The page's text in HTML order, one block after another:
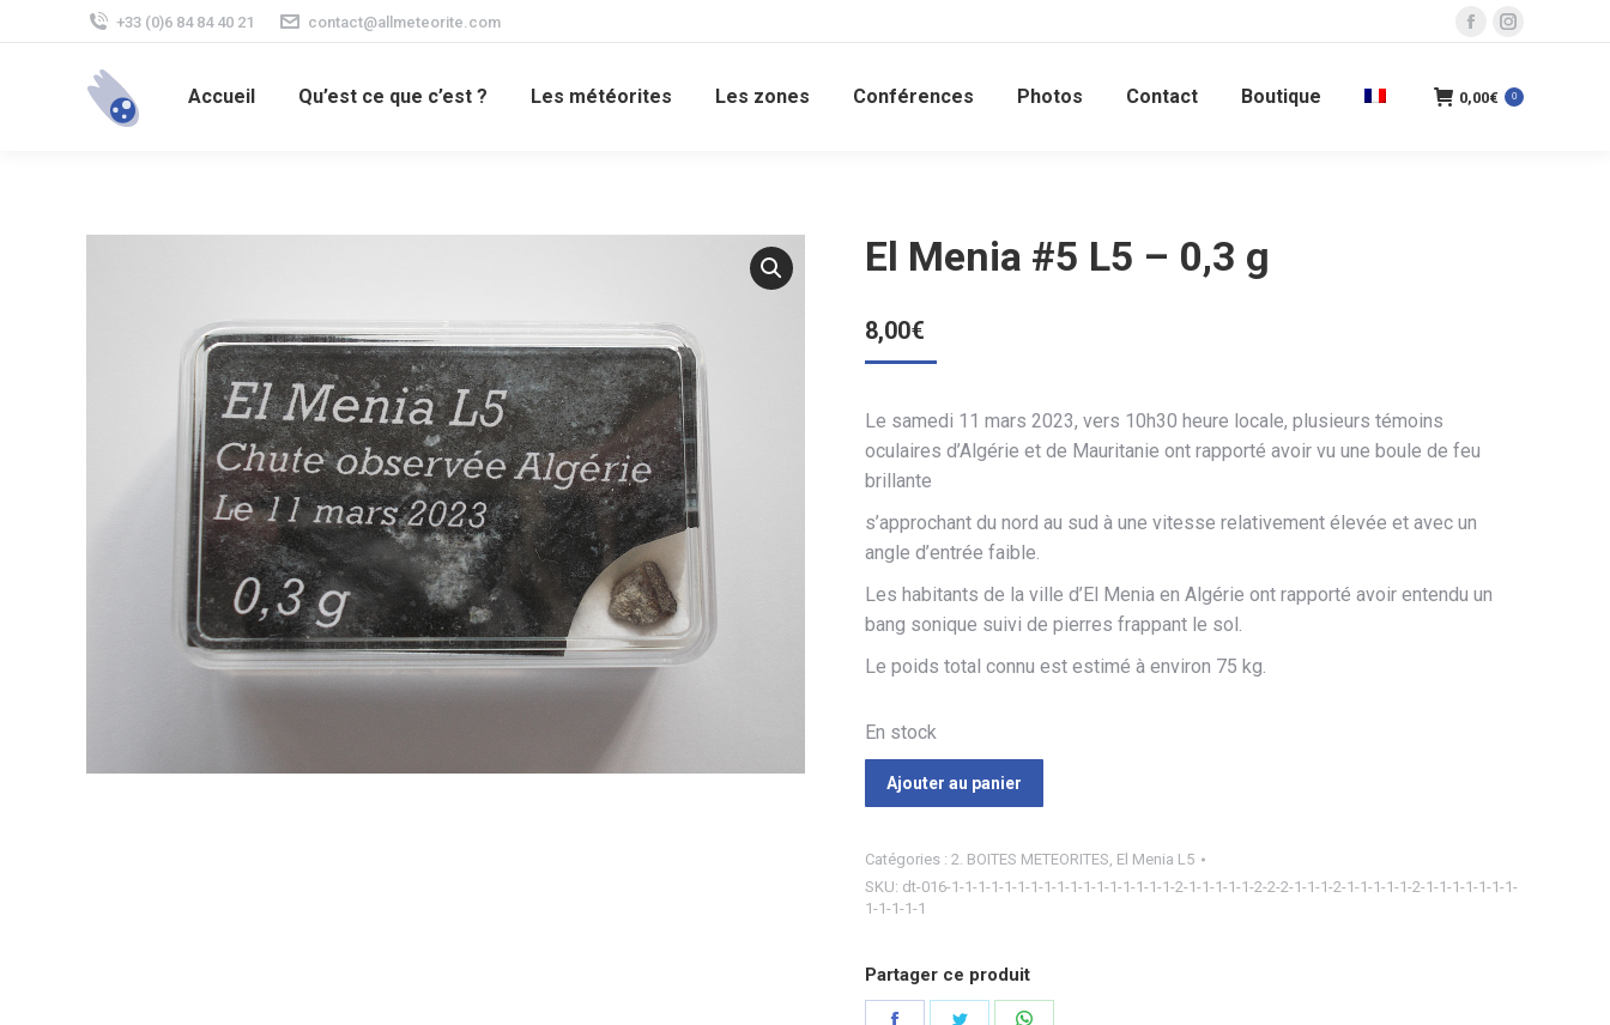
+33 (0)6 84 84 40 21 contact@allmeteorite.com
La
Facebook
La
Instagram
Accueil Qu’est ce que c’est ? Les météorites Les zones Conférences Photos Contact Boutique 0,00€ 0
El Menia #5 L5 – 0,3 g
8,00€
Le samedi 11 mars 2023, vers 10h30 heure locale, plusieurs témoins
oculaires d’Algérie et de Mauritanie ont rapporté avoir vu une boule de feu
brillante
s’approchant du nord au sud à une vitesse relativement élevée et avec un
angle d’entrée faible.
Les habitants de la ville d’El Menia en Algérie ont rapporté avoir entendu un
bang sonique suivi de pierres frappant le sol.
Le poids total connu est estimé à environ 75 kg.
En stock
Ajouter au panier
Catégories : 2. BOITES METEORITES, El Menia L5
SKU: dt-016-1-1-1-1-1-1-1-1-1-1-1-1-1-1-1-1-1-2-1-1-1-1-1-2-2-2-1-1-1-2-1-1-1-1-1-2-1-1-1-1-1-1-1-
1-1-1-1-1
Partager ce produit
Partager Partager